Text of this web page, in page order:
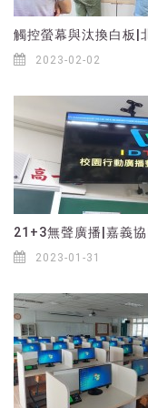
觸控螢幕與汰換白板|
2023-02-02
21+3無聲廣播|嘉義
2023-01-31